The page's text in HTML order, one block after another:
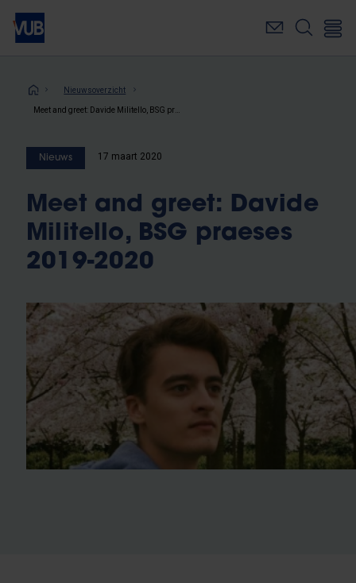
Overslaan
naar
inhoudKruimelpad
Nieuwsoverzicht
Nieuws 17 maart 2020
Meet and greet: Davide
Militello, BSG praeses
2019-2020